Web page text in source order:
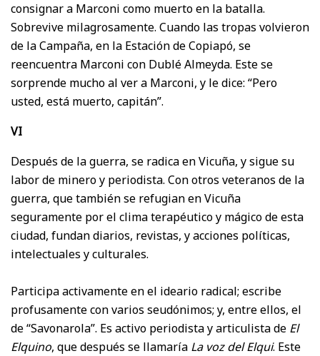
consignar a Marconi como muerto en la batalla.
Sobrevive milagrosamente. Cuando las tropas volvieron
de la Campaña, en la Estación de Copiapó, se
reencuentra Marconi con Dublé Almeyda. Este se
sorprende mucho al ver a Marconi, y le dice: “Pero
usted, está muerto, capitán”.
VI
Después de la guerra, se radica en Vicuña, y sigue su
labor de minero y periodista. Con otros veteranos de la
guerra, que también se refugian en Vicuña
seguramente por el clima terapéutico y mágico de esta
ciudad, fundan diarios, revistas, y acciones políticas,
intelectuales y culturales.
Participa activamente en el ideario radical; escribe
profusamente con varios seudónimos; y, entre ellos, el
de “Savonarola”. Es activo periodista y articulista de El
Elquino, que después se llamaría La voz del Elqui. Este